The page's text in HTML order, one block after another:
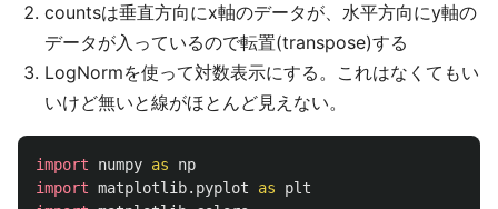
countsは垂直方向にx軸のデータが、水平方向にy軸の
データが入っているので転置(transpose)する
LogNormを使って対数表示にする。これはなくてもい
いけど無いと線がほとんど見えない。
import numpy as
np
import matplotlib.pyplot as
plt